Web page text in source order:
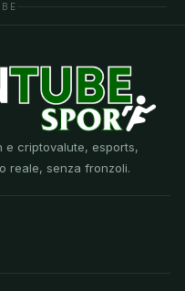
e criptovalute, esports,
reale, senza fronzoli.